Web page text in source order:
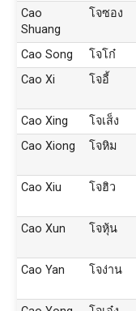
Cao
Shuang
โจซอง
Cao Song โจโก๋
Cao Xi
โจอี้
Cao Xing โจเส็ง
Cao Xiong
โจหิม
Cao Xiu โจฮิว
Cao Xun โจหุ้น
Cao Yan โจง่าน